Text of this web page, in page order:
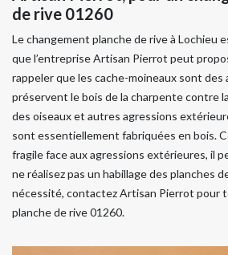
de rive 01260
Le changement planche de rive à Lochieu
que l’entreprise Artisan Pierrot peut
rappeler que les cache-moineaux sont des
préservent le bois de la charpente contre
des oiseaux et autres agressions
sont essentiellement fabriquées en bois.
fragile face aux agressions extérieures, il
ne réalisez pas un habillage des planches
nécessité, contactez Artisan Pierrot pour
planche de rive 01260.